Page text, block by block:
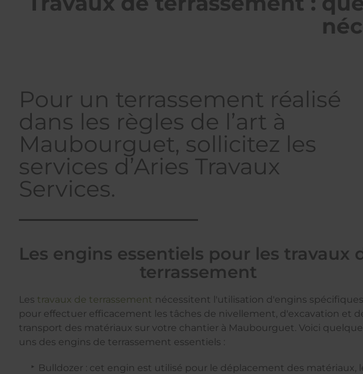
Pour un terrassement réalisé
dans les règles de l’art à
Maubourguet, sollicitez les
services d’Aries Travaux
Services.
Les engins essentiels pour les travaux
terrassement
Les travaux de terrassement nécessitent l'utilisation d'engins spécifiques
pour effectuer efficacement les tâches de nivellement, d'excavation et
transport des matériaux sur votre chantier à Maubourguet. Voici
uns des engins de terrassement essentiels :
Bulldozer : cet engin est utilisé pour le déplacement des matériaux,